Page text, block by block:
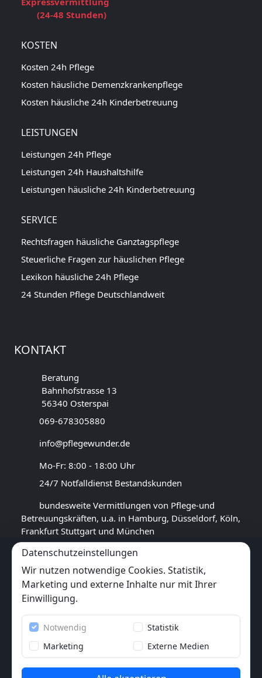
(24-48 Stunden)
KOSTEN
Kosten 24h Pflege
Kosten häusliche Demenzkrankenpflege
Kosten häusliche 24h Kinderbetreuung
LEISTUNGEN
Leistungen 24h Pflege
Leistungen 24h Haushaltshilfe
Leistungen häusliche 24h Kinderbetreuung
SERVICE
Rechtsfragen häusliche Ganztagspflege
Steuerliche Fragen zur häuslichen Pflege
Lexikon häusliche 24h Pflege
24 Stunden Pflege Deutschlandweit
KONTAKT
Beratung
Bahnhofstrasse 13
56340 Osterspai
069-678305880
info@pflegewunder.de
Mo-Fr: 8:00 - 18:00 Uhr
24/7 Notfalldienst Bestandskunden
bundesweite Vermittlungen von Pflege-und
Betreuungskräften, u.a. in Hamburg, Düsseldorf, Köln,
Frankfurt Stuttgart und München
GOOGLE BEWERTUNG
4,6 ★★★★★
( 9Rezensionen)
6x★★★★★
(6 Bewertungen)
Datenschutzeinstellungen
Wir nutzen notwendige Cookies. Statistik,
Marketing und externe Inhalte nur mit Ihrer
Einwilligung.
Notwendig
Statistik
Marketing
Externe Medien